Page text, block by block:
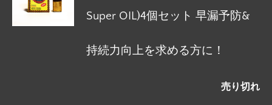
Super OIL)4個セット 早漏予防&
持続力向上を求める方に！
売り切れ